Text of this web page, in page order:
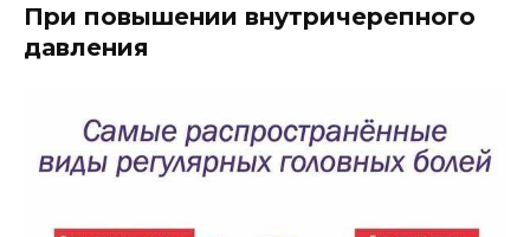
При повышении внутричерепного
давления